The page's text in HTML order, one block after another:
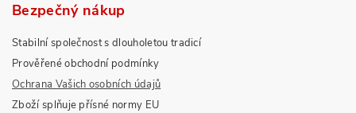
Bezpečný nákup
Stabilní společnost s dlouholetou tradicí
Prověřené obchodní podmínky
Ochrana Vašich osobních údajů
Zboží splňuje přísné normy EU